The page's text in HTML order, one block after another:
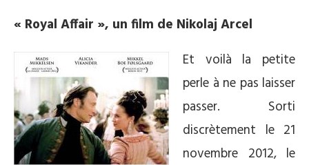
« Royal Affair », un film de Nikolaj Arcel
Et voilà la petite
perle à ne pas laisser
passer. Sorti
discrètement le 21
novembre 2012, le